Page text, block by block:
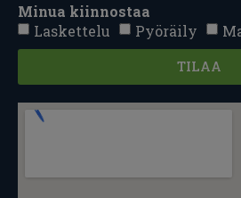
Minua kiinnostaa
Laskettelu
Pyöräily
TILAA